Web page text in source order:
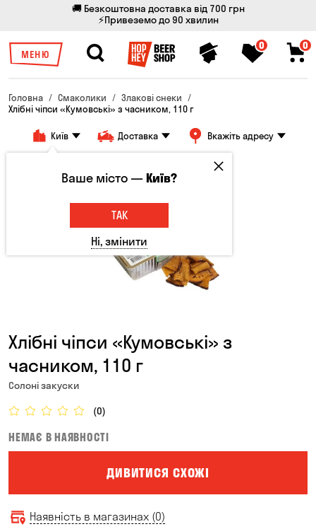
🚚 Безкоштовна доставка від 700 грн
⚡Привеземо до 90 хвилин
МЕНЮ
0 0
Головна Смаколики
Злакові снеки
Хлібні чіпси «Кумовські» з часником, 110 г
Київ Доставка Вкажіть адресу
Хлібні чіпси «Кумовські» з
часником, 110 г
Солоні закуски
(0)
НЕМАЄ В НАЯВНОСТІ
ДИВИТИСЯ СХОЖІ
Наявність в магазинах (0)
Ваше місто —Київ?
ТАК
Ні, змінити